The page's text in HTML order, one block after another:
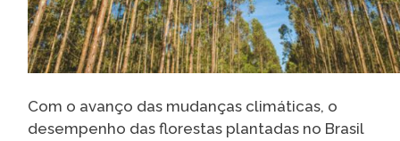
Com o avanço das mudanças climáticas, o
desempenho das florestas plantadas no Brasil